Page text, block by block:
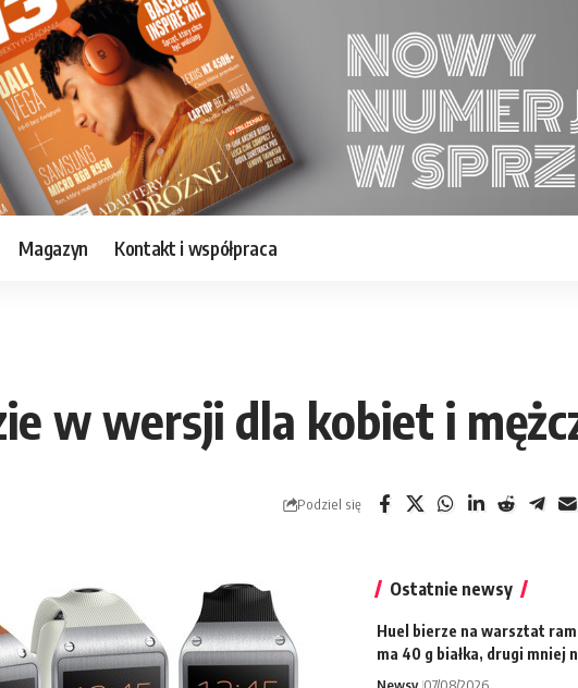
Magazyn Kontakt i współpraca
w wersji dla kobiet i
Podziel się
Ostatnie newsy
Huel bierze na warsztat
ma 40 g białka, drugi mniej